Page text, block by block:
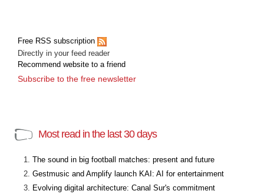
Free RSS subscription
Directly in your feed reader
Recommend website to a friend
Subscribe to the free newsletter
Most read in the last 30 days
The sound in big football matches: present and future
Gestmusic and Amplify launch KAI: AI for entertainment
Evolving digital architecture: Canal Sur's commitment